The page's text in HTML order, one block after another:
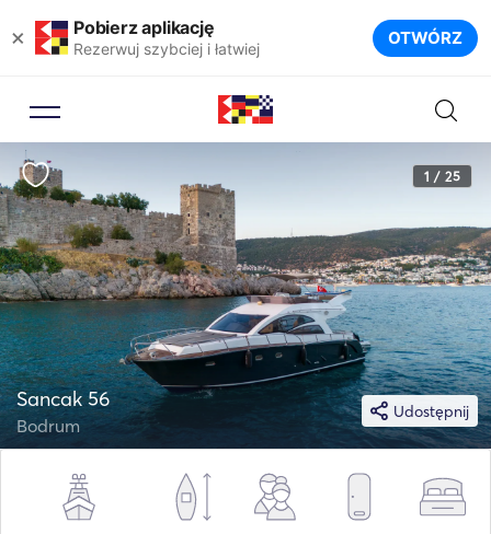
× Pobierz aplikację
Rezerwuj szybciej i łatwiej OTWÓRZ
1 / 25
Udostępnij
Sancak 56
Bodrum